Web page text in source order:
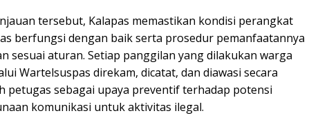
tersebut, Kalapas memastikan kondisi perangkat
berfungsi dengan baik serta prosedur pemanfaatannya
sesuai aturan. Setiap panggilan yang dilakukan warga
Wartelsuspas direkam, dicatat, dan diawasi secara
petugas sebagai upaya preventif terhadap potensi
komunikasi untuk aktivitas ilegal.